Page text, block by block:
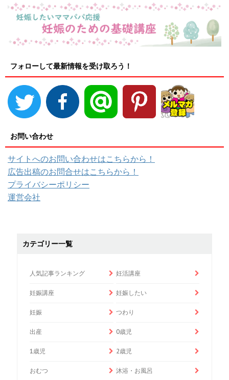
フォローして最新情報を受け取ろう！
お問い合わせ
サイトへのお問い合わせはこちらから！
広告出稿のお問合せはこちらから！
プライバシーポリシー
運営会社
カテゴリー一覧
人気記事ランキング 妊活講座
妊娠講座 妊娠したい
妊娠 つわり
出産 0歳児
1歳児 2歳児
おむつ 沐浴・お風呂